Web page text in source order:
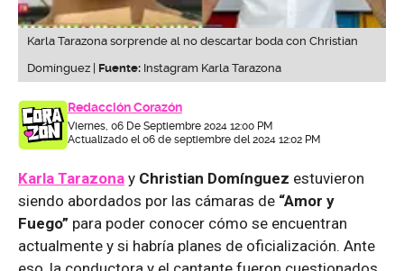
Karla Tarazona sorprende al no descartar boda con Christian
Domínguez | Fuente: Instagram Karla Tarazona
Redacción Corazón
Viernes, 06 De Septiembre 2024 12:00 PM
Actualizado el 06 de septiembre del 2024 12:02 PM
Karla Tarazona y Christian Domínguez estuvieron
siendo abordados por las cámaras de “Amor y
Fuego” para poder conocer cómo se encuentran
actualmente y si habría planes de oficialización. Ante